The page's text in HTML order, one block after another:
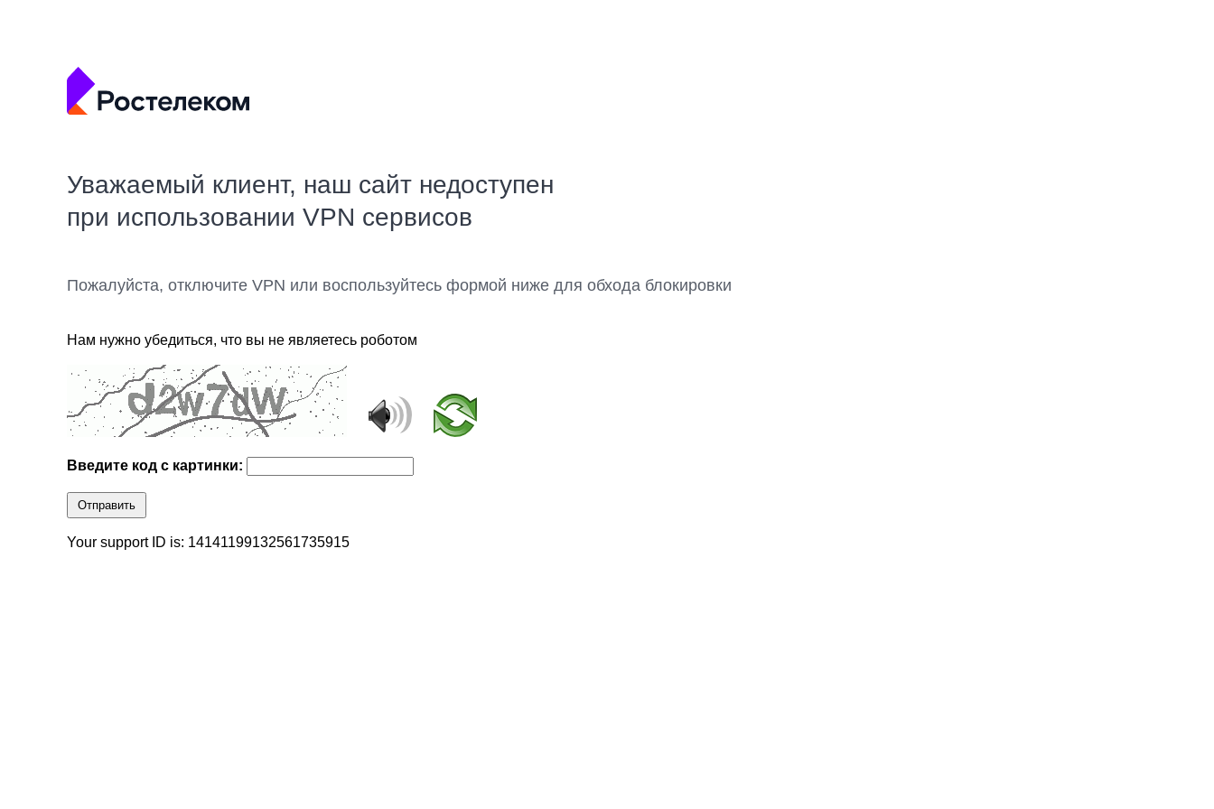
Уважаемый клиент, наш сайт недоступен
при использовании VPN сервисов
Пожалуйста, отключите VPN или воспользуйтесь формой ниже для обхода блокировки
Нам нужно убедиться, что вы не являетесь роботом
Введите код с картинки:
Отправить
Your support ID is: 14141199132561735915